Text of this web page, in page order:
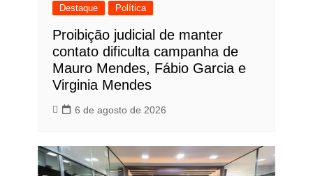
Destaque Política
Proibição judicial de manter
contato dificulta campanha de
Mauro Mendes, Fábio Garcia e
Virginia Mendes
6 de agosto de 2026